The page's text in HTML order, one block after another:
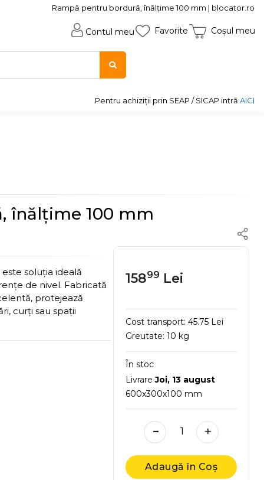
Rampă pentru bordură, înălțime 100 mm | blocator.ro
Contul meu Favorite Coșul meu
Pentru achiziții prin SEAP / SICAP intră AICI
înălțime 100 mm
este soluția ideală
de nivel. Fabricată
protejează
curți sau spații
15899 Lei
Cost transport:45.75 Lei
Greutate:10 kg
În stoc
LivrareJoi, 13 august
600x300x100 mm
- +
Adaugă în Coș